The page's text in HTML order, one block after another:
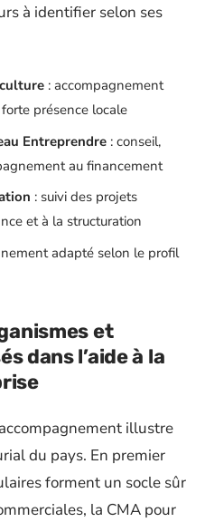
à identifier selon ses
: accompagnement
présence locale
Entreprendre : conseil,
au financement
: suivi des projets
et à la structuration
adapté selon le profil
et
dans l’aide à la
illustre
du pays. En premier
forment un socle sûr
la CMA pour